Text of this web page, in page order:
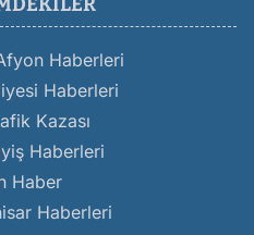
Haberleri
Haberleri
Kazası
Haberleri
Haber
Haberleri